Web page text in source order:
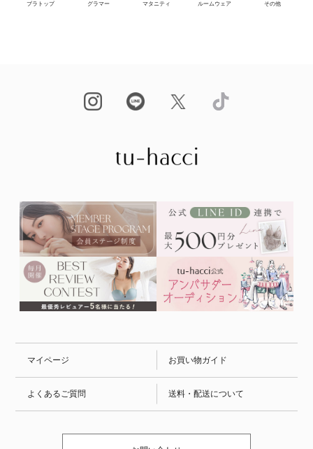
ブラトップ グラマー マタニティ ルームウェア その他
マイページ お買い物ガイド
よくあるご質問 送料・配送について